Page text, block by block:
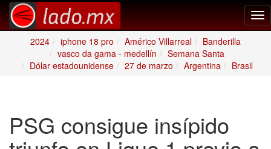
2024
iphone 18 pro Américo Villarreal
Banderilla
vasco da gama - medellín
Semana Santa
Dólar estadounidense
27 de marzo Argentina Brasil
PSG consigue insípido